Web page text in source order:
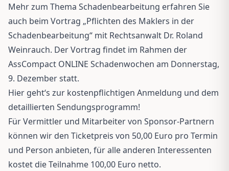
Mehr zum Thema Schadenbearbeitung erfahren Sie
auch beim Vortrag „Pflichten des Maklers in der
Schadenbearbeitung“ mit Rechtsanwalt Dr. Roland
Weinrauch. Der Vortrag findet im Rahmen der
AssCompact ONLINE Schadenwochen am Donnerstag,
9. Dezember statt.
Hier geht‘s zur kostenpflichtigen Anmeldung und dem
detaillierten Sendungsprogramm!
Für Vermittler und Mitarbeiter von Sponsor-Partnern
können wir den Ticketpreis von 50,00 Euro pro Termin
und Person anbieten, für alle anderen Interessenten
kostet die Teilnahme 100,00 Euro netto.